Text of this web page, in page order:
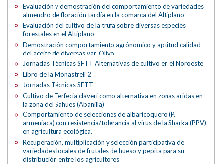
Evaluación y demostración del comportamiento de variedades
almendro de floración tardía en la comarca del Altiplano
Evaluación del cultivo de la trufa sobre diversas especies
forestales en el Altiplano
Demostración comportamiento agrónomico y aptitud calidad
del aceite de diversas var. Olivo
Jornadas Técnicas SFTT Alternativas de cultivo en el Noroeste
Libro de la Monastrell 2
Jornadas Técnicas SFTT
Cultivo de Terfecia claveri como alternativa en zonas aridas en
la zona del Sahues (Abanilla)
Comportamiento de selecciones de albaricoquero (P.
armeniaca) con resistencia/tolerancia al virus de la Sharka (PPV)
en agricultura ecológica.
Recuperación, multiplicación y selección participativa de
variedades locales de frutales de hueso y pepita para su
distribución entre los agricultores